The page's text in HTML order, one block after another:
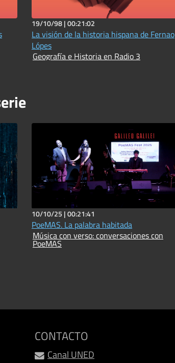
19/10/98 |00:21:02
La visión de la historia hispana de Fernao
Lópes
Geografía e Historia en Radio 3
10/10/25 |00:21:41
PoeMAS. La palabra habitada
Música con verso: conversaciones con
PoeMAS
CONTACTO
Canal UNED